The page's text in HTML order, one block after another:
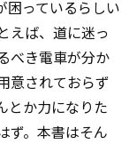
困っているらしい
えば、道に迷っ
べき電車が分か
意されておらず
とか力になりた
ず。本書はそん